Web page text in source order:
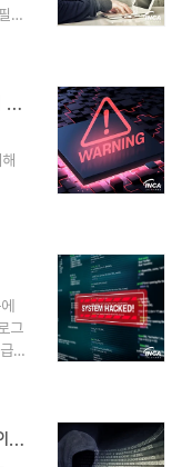
로
요
포
박
PyPI mistralai 패키지 공급망 침해 분석
.
당
그
망
해커조직 TeamPCP, LiteLLM PyPI에 악성코드 삽입